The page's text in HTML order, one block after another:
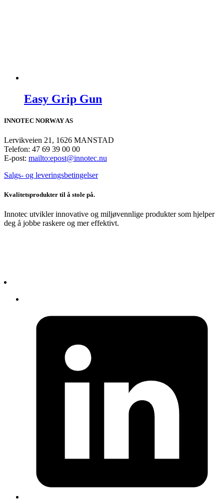
Easy Grip Gun
INNOTEC NORWAY AS
Lervikveien 21, 1626 MANSTAD
Telefon: 47 69 39 00 00
E-post: mailto:epost@innotec.nu
Salgs- og leveringsbetingelser
Kvalitetsprodukter til å stole på.
Innotec utvikler innovative og miljøvennlige produkter som hjelper
deg å jobbe raskere og mer effektivt.